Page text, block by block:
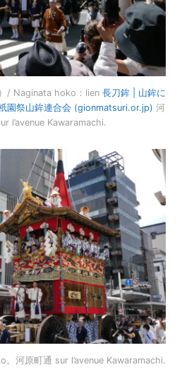
/ Naginata hoko：lien 長刀鉾 | 山鉾に
園祭山鉾連合会 (gionmatsuri.or.jp) 河
l’avenue Kawaramachi.
河原町通 sur l’avenue Kawaramachi.